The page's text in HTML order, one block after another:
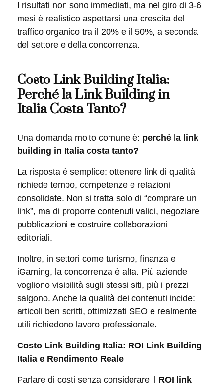
I risultati non sono immediati, ma nel giro di 3-6
mesi è realistico aspettarsi una crescita del
traffico organico tra il 20% e il 50%, a seconda
del settore e della concorrenza.
Costo Link Building Italia:
Perché la Link Building in
Italia Costa Tanto?
Una domanda molto comune è: perché la link
building in Italia costa tanto?
La risposta è semplice: ottenere link di qualità
richiede tempo, competenze e relazioni
consolidate. Non si tratta solo di “comprare un
link”, ma di proporre contenuti validi, negoziare
pubblicazioni e costruire collaborazioni
editoriali.
Inoltre, in settori come turismo, finanza e
iGaming, la concorrenza è alta. Più aziende
vogliono visibilità sugli stessi siti, più i prezzi
salgono. Anche la qualità dei contenuti incide:
articoli ben scritti, ottimizzati SEO e realmente
utili richiedono lavoro professionale.
Costo Link Building Italia: ROI Link Building
Italia e Rendimento Reale
Parlare di costi senza considerare il ROI link